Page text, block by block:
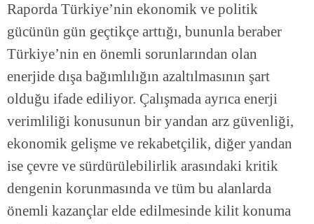
Raporda Türkiye’nin ekonomik ve politik
gücünün gün geçtikçe arttığı, bununla beraber
Türkiye’nin en önemli sorunlarından olan
enerjide dışa bağımlılığın azaltılmasının şart
olduğu ifade ediliyor. Çalışmada ayrıca enerji
verimliliği konusunun bir yandan arz güvenliği,
ekonomik gelişme ve rekabetçilik, diğer yandan
ise çevre ve sürdürülebilirlik arasındaki kritik
dengenin korunmasında ve tüm bu alanlarda
önemli kazançlar elde edilmesinde kilit konuma